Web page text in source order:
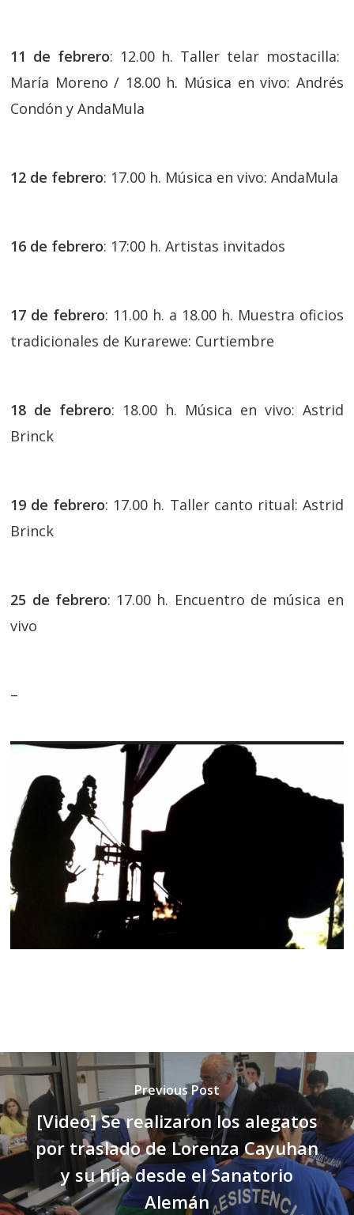
11 de febrero: 12.00 h. Taller telar mostacilla:
María Moreno / 18.00 h. Música en vivo: Andrés
Condón y AndaMula
12 de febrero: 17.00 h. Música en vivo: AndaMula
16 de febrero: 17:00 h. Artistas invitados
17 de febrero: 11.00 h. a 18.00 h. Muestra oficios
tradicionales de Kurarewe: Curtiembre
18 de febrero: 18.00 h. Música en vivo: Astrid
Brinck
19 de febrero: 17.00 h. Taller canto ritual: Astrid
Brinck
25 de febrero: 17.00 h. Encuentro de música en
vivo
–
Previous Post
[Video] Se realizaron los alegatos
por traslado de Lorenza Cayuhan
y su hija desde el Sanatorio
Alemán